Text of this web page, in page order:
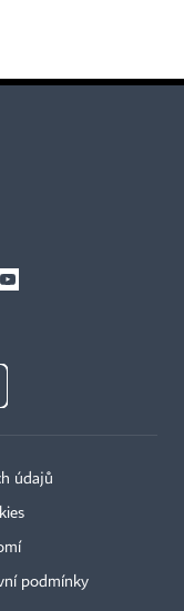
údajů
podmínky